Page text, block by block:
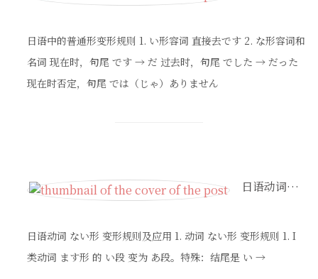
日语中的普通形变形规则 1. い形容词 直接去です 2. な形容词和
名词 现在时，句尾 です → だ 过去时，句尾 でした → だった
现在时否定，句尾 では（じゃ）ありません
日语动词ない形变形规则及应用
日语动词 ない形 变形规则及应用 1. 动词 ない形 变形规则 1. I
类动词 ます形 的 い段 变为 あ段。特殊：结尾是 い →